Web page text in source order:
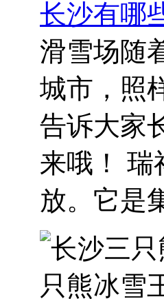
长沙有哪
滑雪场随
城市，照
告诉大家
来哦！ 瑞
放。它是